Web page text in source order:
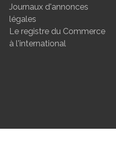
Journaux d'annonces
légales
Le registre du Commerce
à l'international